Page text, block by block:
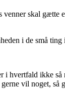
venner skal
i de små
i hvertfald ikke
vil noget, så